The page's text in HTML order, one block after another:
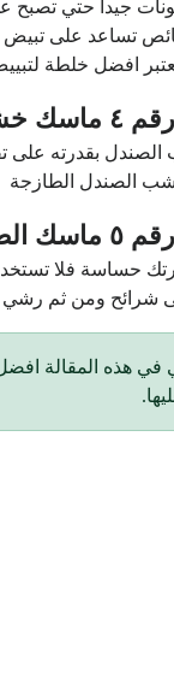
حتي تصبح عجينة متماسكة ثم
تساعد على تبيض
افضل خلطة
في البشرة الدهنية
بقدرته على
الطازجة مع ملعقة من
البشرة الدهنية
حساسة فلا
ومن ثم رشي عليها سكر بني